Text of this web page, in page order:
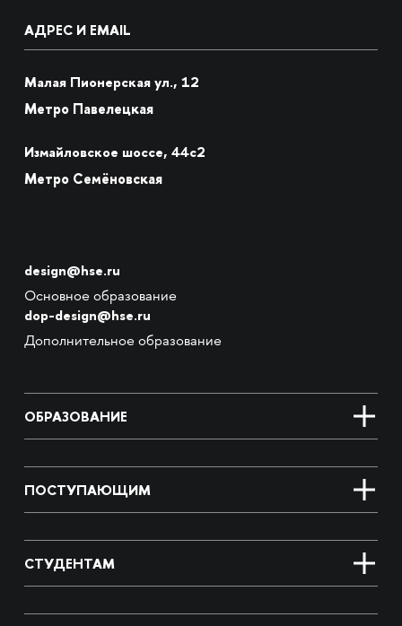
АДРЕС И EMAIL
Малая Пионерская ул., 12
Метро Павелецкая
Измайловское шоссе, 44с2
Метро Семёновская
design@hse.ru
Основное образование
dop-design@hse.ru
Дополнительное образование
ОБРАЗОВАНИЕ
ПОСТУПАЮЩИМ
СТУДЕНТАМ